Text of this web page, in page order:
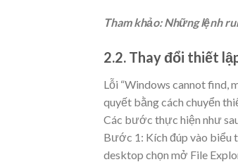
Tham khảo: Những lệnh
2.2. Thay đổi thiết
Lỗi “Windows cannot find,
quyết bằng cách chuyển
Các bước thực hiện như
Bước 1: Kích đúp vào biểu
desktop chọn mở File